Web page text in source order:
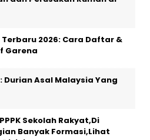
Terbaru 2026: Cara Daftar &
Garena
Durian Asal Malaysia Yang
Sekolah Rakyat,Di
Banyak Formasi,Lihat